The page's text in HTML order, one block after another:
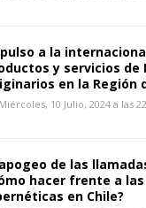
a la
y servicios de
en la Región
Miércoles, 10 Julio, 2024 a las
de las
hacer frente a
en Chile?